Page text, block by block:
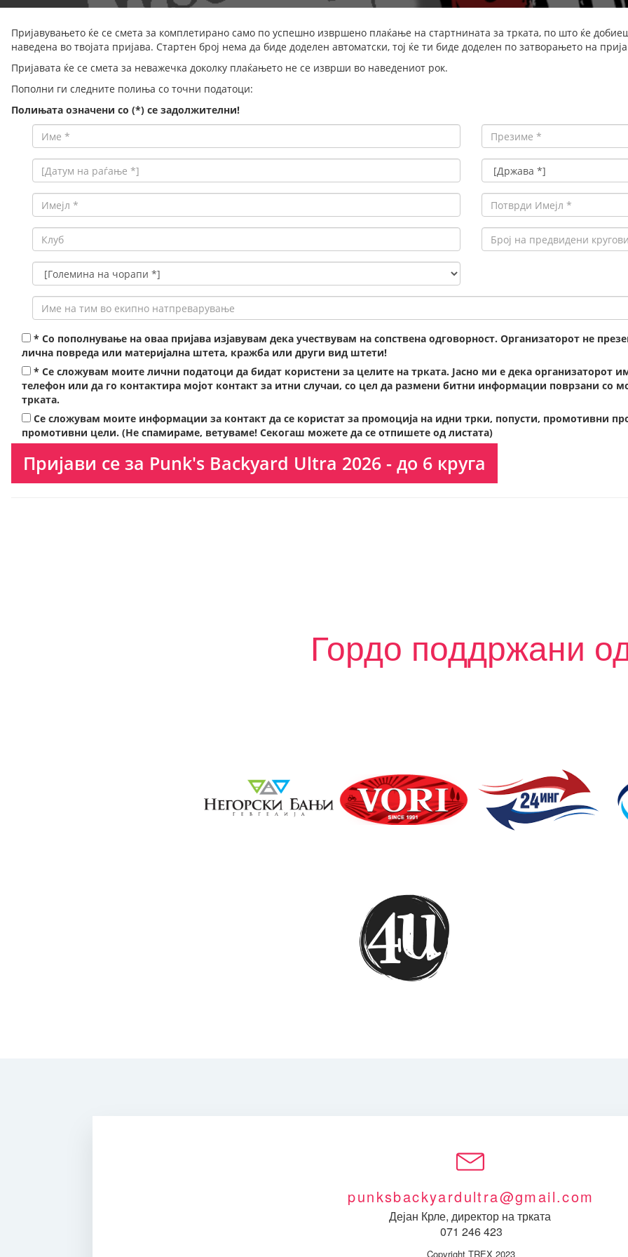
Пријавувањето ќе се смета за комплетирано само по успешно извршено плаќање на стартнината за трката, по што ќе
наведена во твојата пријава. Стартен број нема да биде доделен автоматски, тој ќе ти биде доделен по затворањето на
Пријавата ќе се смета за неважечка доколку плаќањето не се изврши во наведениот рок.
Пополни ги следните полиња со точни податоци:
Полињата означени со (*) се задолжителни!
* Со пополнување на оваа пријава изјавувам дека учествувам на сопствена одговорност. Организаторот не
лична повреда или материјална штета, кражба или други вид штети!
* Се сложувам моите лични податоци да бидат користени за целите на трката. Јасно ми е дека организаторот
телефон или да го контактира мојот контакт за итни случаи, со цел да размени битни информации поврзани со
трката.
Се сложувам моите информации за контакт да се користат за промоција на идни трки, попусти, промотивни
промотивни цели. (Не спамираме, ветуваме! Секогаш можете да се отпишете од листата)
Пријави се за Punk's Backyard Ultra 2026 - до 6 круга
Гордо поддржани
punksbackyardultra@gmail.com
Дејан Крле, директор на трката
071 246 423
Copyright TREX 2023